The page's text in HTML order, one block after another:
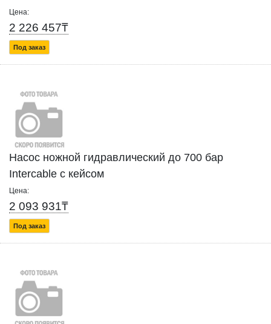
Цена:
2 226 457₸
Под заказ
Насос ножной гидравлический до 700 бар
Intercable с кейсом
Цена:
2 093 931₸
Под заказ